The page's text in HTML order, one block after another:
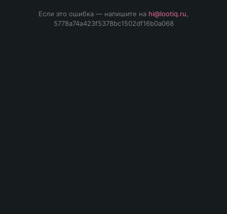
Если это ошибка — напишите на hi@lootiq.ru
5778a74a423f5378bc1502df16b0a068